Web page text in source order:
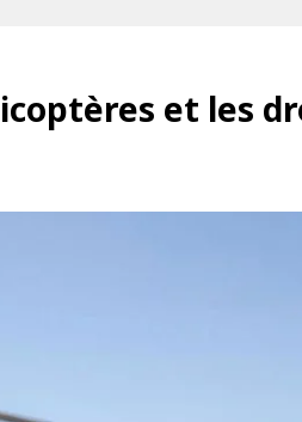
et les